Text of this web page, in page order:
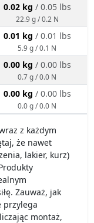
0.02 kg / 0.05 lbs
22.9 g / 0.2 N
0.01 kg / 0.01 lbs
5.9 g / 0.1 N
0.00 kg / 0.00 lbs
0.7 g / 0.0 N
0.00 kg / 0.00 lbs
0.0 g / 0.0 N
z każdym
że nawet
lakier, kurz)
Zauważ, jak
przylega
montaż,